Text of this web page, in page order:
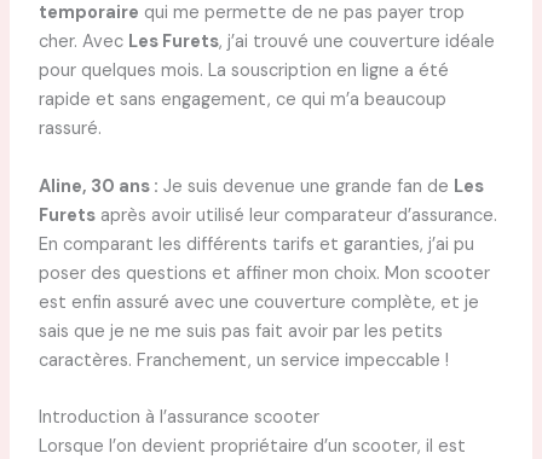
temporaire qui me permette de ne pas payer trop
cher. Avec Les Furets, j’ai trouvé une couverture idéale
pour quelques mois. La souscription en ligne a été
rapide et sans engagement, ce qui m’a beaucoup
rassuré.
Aline, 30 ans : Je suis devenue une grande fan de Les
Furetsaprès avoir utilisé leur comparateur d’assurance.
En comparant les différents tarifs et garanties, j’ai pu
poser des questions et affiner mon choix. Mon scooter
est enfin assuré avec une couverture complète, et je
sais que je ne me suis pas fait avoir par les petits
caractères. Franchement, un service impeccable !
Introduction à l’assurance scooter
Lorsque l’on devient propriétaire d’un scooter, il est